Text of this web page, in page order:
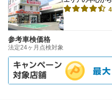
参考車検価格
法定24ヶ月点検対象